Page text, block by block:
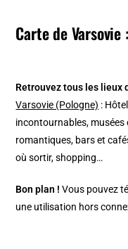
Carte de
Retrouvez tous les lieux
Varsovie (Pologne) :
incontournables, musées
romantiques, bars et
où sortir, shopping…
Bon plan !Vous pouvez
une utilisation hors